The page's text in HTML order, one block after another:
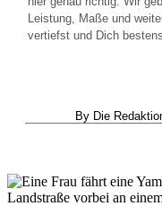
Leistung, Maße und
vertiefst und Dich
By Die